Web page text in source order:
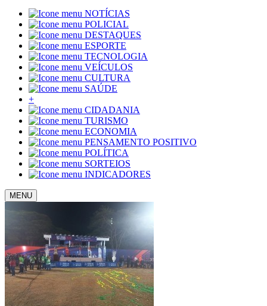
NOTÍCIAS
POLICIAL
DESTAQUES
ESPORTE
TECNOLOGIA
VEÍCULOS
CULTURA
SAÚDE
+
CIDADANIA
TURISMO
ECONOMIA
PENSAMENTO POSITIVO
POLÍTICA
SORTEIOS
INDICADORES
MENU